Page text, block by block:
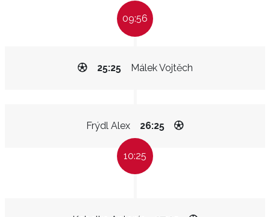
09:56
Málek Vojtěch
25:25
Frýdl Alex 26:25
10:25